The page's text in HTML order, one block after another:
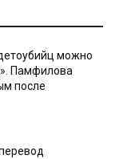
можно
Памфилова
после